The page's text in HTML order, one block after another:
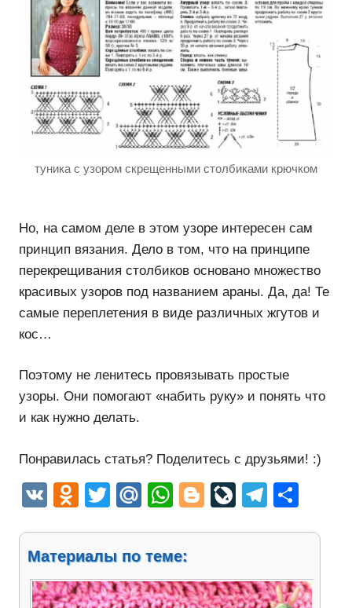
туника с узором скрещенными столбиками крючком
Но, на самом деле в этом узоре интересен сам
принцип вязания. Дело в том, что на принципе
перекрещивания столбиков основано множество
красивых узоров под названием араны. Да, да! Те
самые переплетения в виде различных жгутов и
кос…
Поэтому не ленитесь провязывать простые
узоры. Они помогают «набить руку» и понять что
и как нужно делать.
Понравилась статья? Поделитесь с друзьями! :)
VK Odnoklassniki
Twitter
Mail.Ru
WhatsApp
Blogger
Материалы по теме: